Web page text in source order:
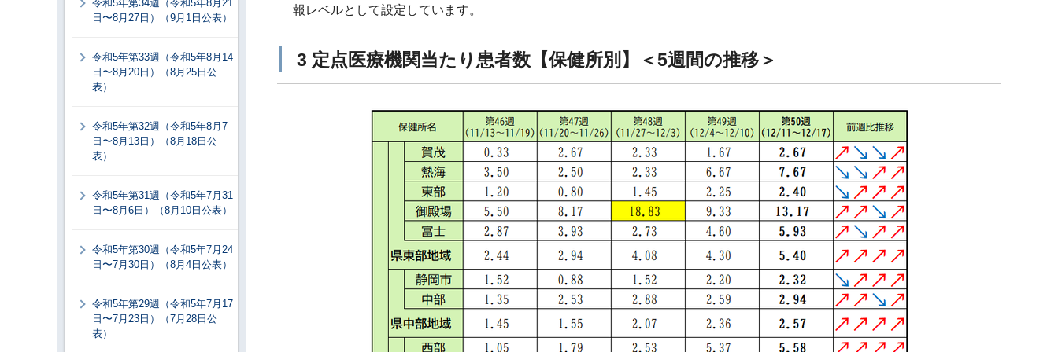
報レベルとして設定しています。
3 定点医療機関当たり患者数【保健所別】＜5週間の推移＞
令和5年第34週（令和5年8月21
日〜8月27日）（9月1日公表）
令和5年第33週（令和5年8月14
日〜8月20日）（8月25日公
表）
令和5年第32週（令和5年8月7
日〜8月13日）（8月18日公
表）
令和5年第31週（令和5年7月31
日〜8月6日）（8月10日公表）
令和5年第30週（令和5年7月24
日〜7月30日）（8月4日公表）
令和5年第29週（令和5年7月17
日〜7月23日）（7月28日公
表）